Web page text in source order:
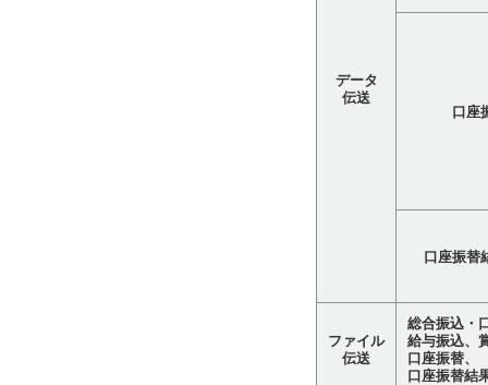
データ
伝送
口座
口座振替
ファイル
伝送
総合振込・
給与振込、
口座振替、
口座振替結